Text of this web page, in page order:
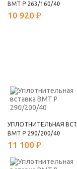
ВМТ Р 263/160/40
10 920 ₽
УПЛОТНИТЕЛЬНАЯ
ВМТ Р 290/200/40
11 100 ₽